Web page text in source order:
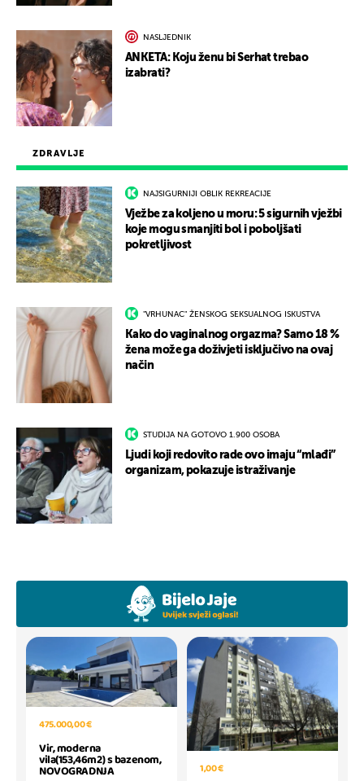
ZDRAVLJE
NAJSIGURNIJI OBLIK REKREACIJE
Vježbe za koljeno u moru: 5 sigurnih vježbi
koje mogu smanjiti bol i poboljšati
pokretljivost
"VRHUNAC" ŽENSKOG SEKSUALNOG ISKUSTVA
Kako do vaginalnog orgazma? Samo 18 %
žena može ga doživjeti isključivo na ovaj
način
STUDIJA NA GOTOVO 1.900 OSOBA
Ljudi koji redovito rade ovo imaju “mlađi”
organizam, pokazuje istraživanje
NASLJEDNIK
ANKETA: Koju ženu bi Serhat trebao
izabrati?
475.000,00 €
Vir, moderna
vila(153,46m2) s bazenom,
NOVOGRADNJA 1,00 €